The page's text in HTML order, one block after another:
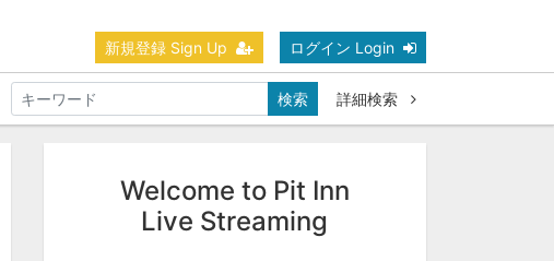
新規登録 Sign Up ログイン Login
検索
詳細検索
Welcome to Pit Inn
Live Streaming